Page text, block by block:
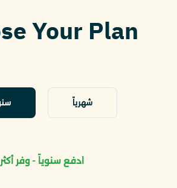
Your Plan
شهرياً
ادفع سنوياً - وفر أكثر